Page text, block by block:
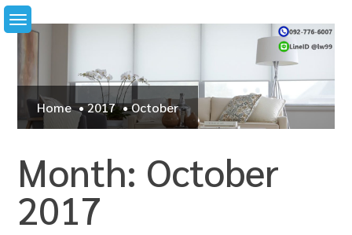
Skip
to
Home 2017 October
Month: October
2017